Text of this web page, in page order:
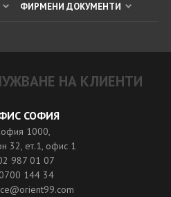
ФИРМЕНИ ДОКУМЕНТИ
НА КЛИЕНТИ
СОФИЯ
1000,
32, ет.1, офис 1
987 01 07
144 34